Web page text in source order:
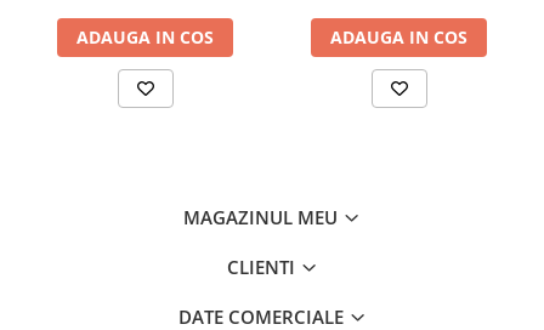
ADAUGA IN COS ADAUGA IN COS
MAGAZINUL MEU
CLIENTI
DATE COMERCIALE